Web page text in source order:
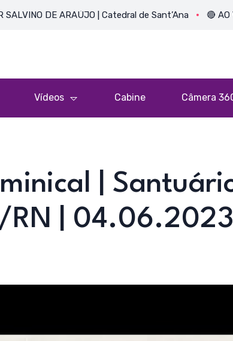
DE ARAÚJO | Catedral de Sant’Ana 🔴 AO VIVO:
Vídeos Cabine Câmera
|
RN | 04.06.2023